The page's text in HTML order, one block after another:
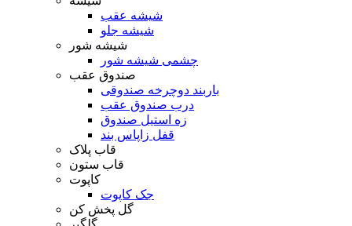
شیشه عقب
شیشه جلو
شیشه شور
چشمی شیشه شور
صندوق عقب
باربند دوچرخه صندوقی
درب صندوق عقب
زه استیل صندوق
قفل زاپاس بند
قاب پلاک
قاب ستون
کاپوت
جک کاپوت
گل پخش کن